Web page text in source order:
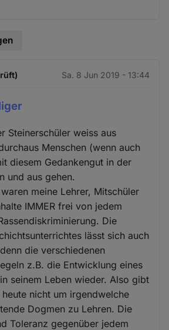
Sa. 8 Jun 2019 - 13:44
Steinerschüler weiss aus
Menschen (wenn auch
diesem Gedankengut in der
und aus gehen.
meine Lehrer, Mitschüler
IMMER frei von jedem
Die
lässt sich auch
die verschiedenen
z.B. die Entwicklung eines
seinem Leben wieder. Also gibt
nicht um irgendwelche
Dogmen zu Lehren. Die
Toleranz gegenüber jedem